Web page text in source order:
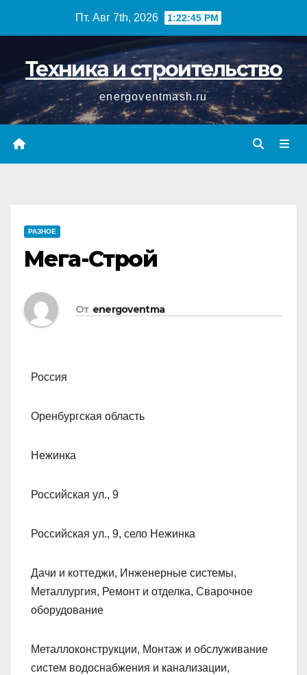
Пт. Авг 7th, 2026 1:22:45 PM
Техника и строительство
energoventmash.ru
РАЗНОЕ
Мега-Строй
От energoventma
Россия
Оренбургская область
Нежинка
Российская ул., 9
Российская ул., 9, село Нежинка
Дачи и коттеджи, Инженерные системы,
Металлургия, Ремонт и отделка, Сварочное
оборудование
Металлоконструкции, Монтаж и обслуживание
систем водоснабжения и канализации,